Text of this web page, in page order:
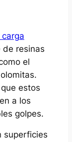
resinas
el
estos
a los
golpes.
superficies